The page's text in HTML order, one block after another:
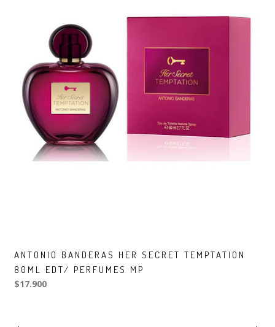
ANTONIO BANDERAS HER SECRET TEMPTATION
80ML EDT/ PERFUMES MP
$17.900